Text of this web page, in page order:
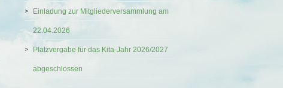
Einladung zur Mitgliederversammlung am
22.04.2026
Platzvergabe für das Kita-Jahr 2026/2027
abgeschlossen